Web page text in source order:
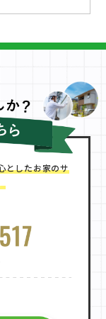
としたお家のサ